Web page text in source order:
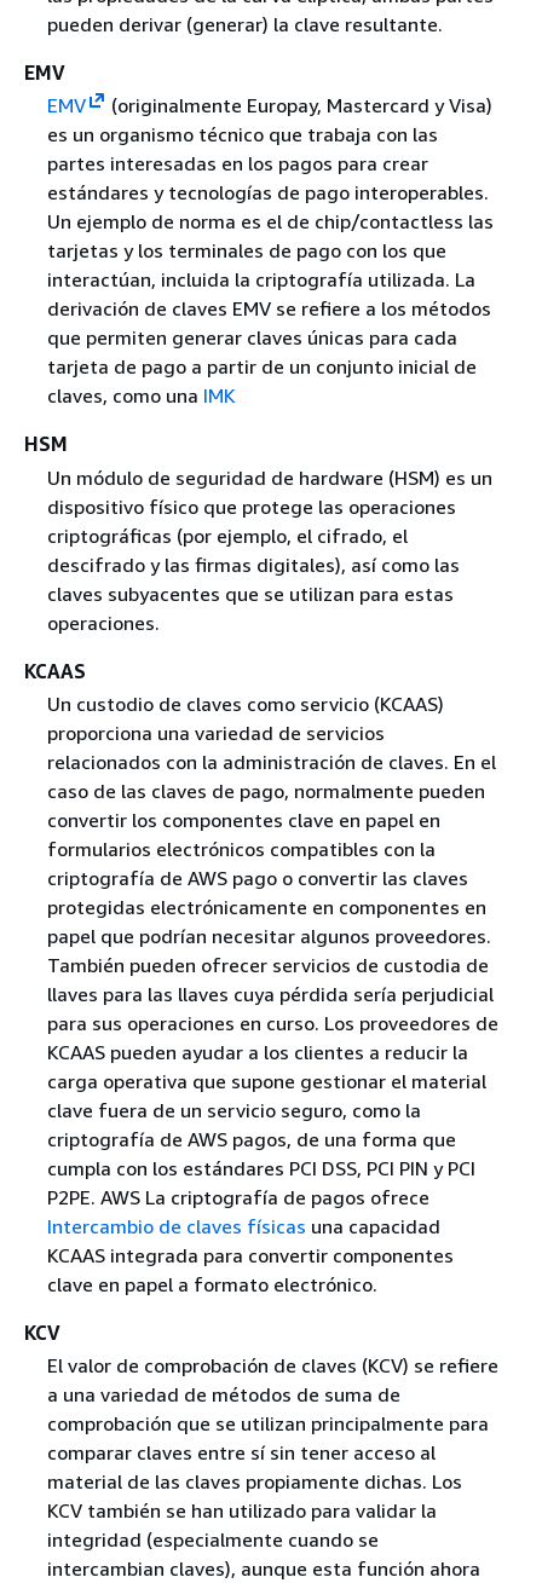
pueden derivar (generar) la clave resultante.
EMV
EMV
(originalmente Europay, Mastercard y Visa)
es un organismo técnico que trabaja con las
partes interesadas en los pagos para crear
estándares y tecnologías de pago interoperables.
Un ejemplo de norma es el de chip/contactless las
tarjetas y los terminales de pago con los que
interactúan, incluida la criptografía utilizada. La
derivación de claves EMV se refiere a los métodos
que permiten generar claves únicas para cada
tarjeta de pago a partir de un conjunto inicial de
claves, como una IMK
HSM
Un módulo de seguridad de hardware (HSM) es un
dispositivo físico que protege las operaciones
criptográficas (por ejemplo, el cifrado, el
descifrado y las firmas digitales), así como las
claves subyacentes que se utilizan para estas
operaciones.
KCAAS
Un custodio de claves como servicio (KCAAS)
proporciona una variedad de servicios
relacionados con la administración de claves. En el
caso de las claves de pago, normalmente pueden
convertir los componentes clave en papel en
formularios electrónicos compatibles con la
criptografía de AWS pago o convertir las claves
protegidas electrónicamente en componentes en
papel que podrían necesitar algunos proveedores.
También pueden ofrecer servicios de custodia de
llaves para las llaves cuya pérdida sería perjudicial
para sus operaciones en curso. Los proveedores de
KCAAS pueden ayudar a los clientes a reducir la
carga operativa que supone gestionar el material
clave fuera de un servicio seguro, como la
criptografía de AWS pagos, de una forma que
cumpla con los estándares PCI DSS, PCI PIN y PCI
P2PE. AWS La criptografía de pagos ofrece
Intercambio de claves físicas una capacidad
KCAAS integrada para convertir componentes
clave en papel a formato electrónico.
KCV
El valor de comprobación de claves (KCV) se refiere
a una variedad de métodos de suma de
comprobación que se utilizan principalmente para
comparar claves entre sí sin tener acceso al
material de las claves propiamente dichas. Los
KCV también se han utilizado para validar la
integridad (especialmente cuando se
intercambian claves), aunque esta función ahora